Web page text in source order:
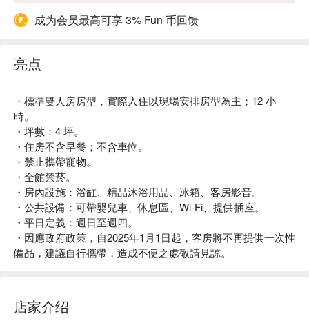
成为会员最高可享 3% Fun 币回馈
亮点
・標準雙人房房型，實際入住以現場安排房型為主；12 小
時。
・坪數：4 坪。
・住房不含早餐；不含車位。
・禁止攜帶寵物。
・全館禁菸。
・房內設施：浴缸、精品沐浴用品、冰箱、客房影音。
・公共設備：可帶嬰兒車、休息區、Wi-Fi、提供插座。
・平日定義：週日至週四。
・因應政府政策，自2025年1月1日起，客房將不再提供一次性
備品，建議自行攜帶，造成不便之處敬請見諒。
店家介绍